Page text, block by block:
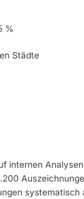
%
Städte
internen